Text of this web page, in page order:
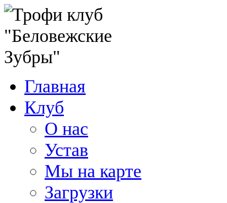
Главная
Клуб
О нас
Устав
Мы на карте
Загрузки